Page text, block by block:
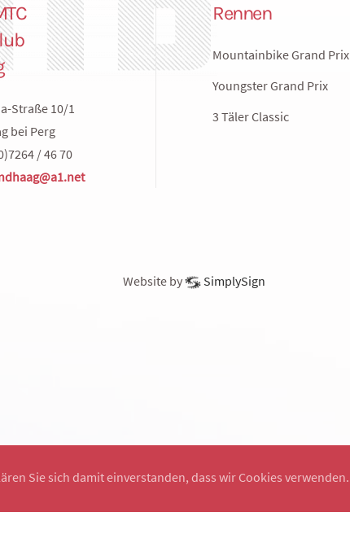
Straße 10/1
bei Perg
/ 46 70
Rennen
Mountainbike Grand Prix
Youngster Grand Prix
3 Täler Classic
Website by SimplySign
Sie sich damit einverstanden, dass wir Cookies verwenden.